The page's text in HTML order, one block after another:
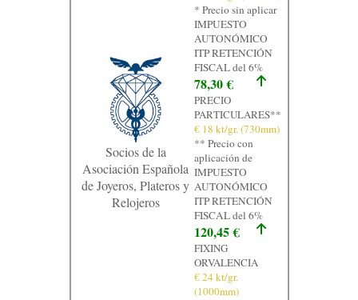
Socios de la
Asociación Española
de Joyeros, Plateros y
Relojeros
* Precio sin aplicar
IMPUESTO
AUTONÓMICO
ITP RETENCIÓN
FISCAL del 6%
78,30 €
PRECIO
PARTICULARES**
€ 18 kt/gr. (730mm)
** Precio con
aplicación de
IMPUESTO
AUTONÓMICO
ITP RETENCIÓN
FISCAL del 6%
120,45 €
FIXING
ORVALENCIA
€ 24 kt/gr.
(1000mm)